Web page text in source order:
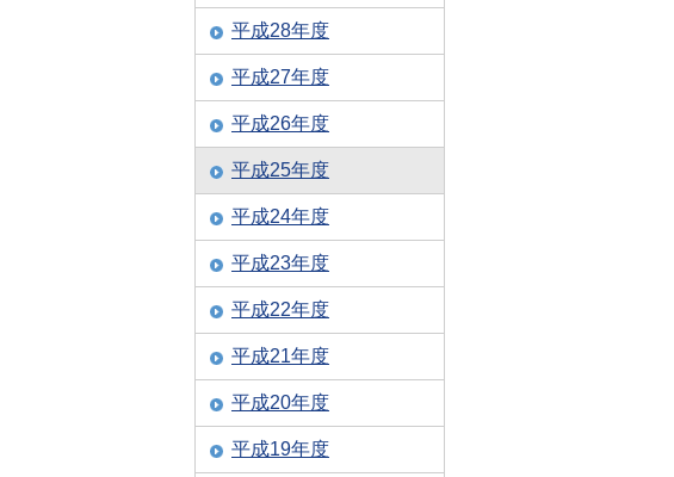
平成28年度
平成27年度
平成26年度
平成25年度
平成24年度
平成23年度
平成22年度
平成21年度
平成20年度
平成19年度